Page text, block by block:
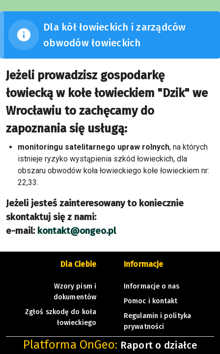
Dla kół łowieckich i zarządców
obwodów łowieckich
Jeżeli prowadzisz gospodarkę
łowiecką w kołe łowieckiem "Dzik" we
Wrocławiu to zachęcamy do
zapoznania się usługą:
monitoringu satelitarnego upraw rolnych, na których
istnieje ryzyko wystąpienia szkód łowieckich, dla
obszaru obwodów koła łowieckiego kołe łowieckiem nr:
22,33.
Jeżeli jesteś zainteresowany to koniecznie
skontaktuj się z nami:
e-mail: kontakt@ongeo.pl
Dla Ciebie
Wzory pism i
dokumentów
Zgłoś szkodę do koła
łowieckiego
Informacje
Informacje o nas
Pomoc i kontakt
Regulamin i polityka
prywatności
Platforma OnGeo: Raport o działce